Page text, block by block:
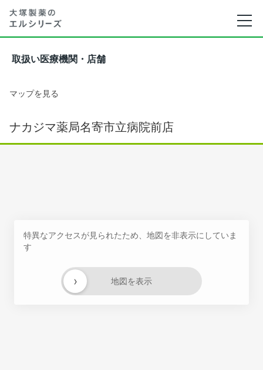
取扱い医療機関・店舗
マップを見る
ナカジマ薬局名寄市立病院前店
特異なアクセスが見られたため、地図を非表示にしていま
す
地図を表示
›